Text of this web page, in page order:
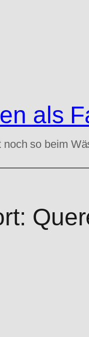
als
so beim